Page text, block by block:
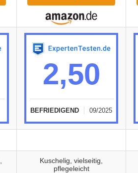
2,50
BEFRIEDIGEND 09/2025
Kuschelig, vielseitig,
pflegeleicht